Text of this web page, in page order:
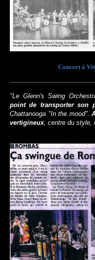
Concert à
"Le Glenn's Swing
point de transporter son
Chattanooga "In the mood".
vertigineux, centre du style,